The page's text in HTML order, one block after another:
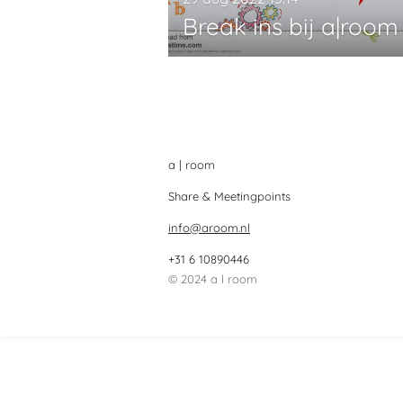
Break ins bij a|room
a | room
Share & Meetingpoints
info@aroom.nl
+31 6 10890446
© 2024 a l room